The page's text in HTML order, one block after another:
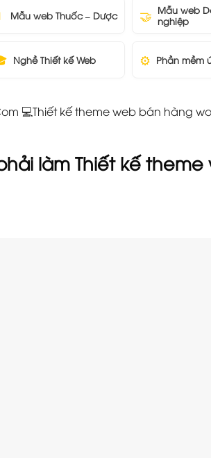
Mẫu web Thuốc – Dược 🤝 Mẫu web
nghiệp
Nghề Thiết kế Web ⚙️ Phần mềm
💻Thiết kế theme web bán hàng
làm Thiết kế